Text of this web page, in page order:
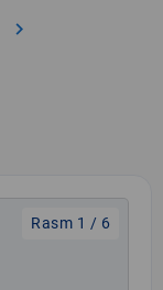
chevron_right
Rasm 1 / 6